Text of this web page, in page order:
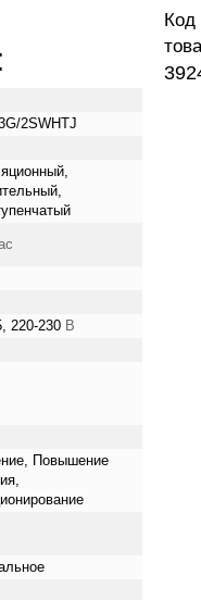
2SWHTJ
220-230 В
Повышение
Код